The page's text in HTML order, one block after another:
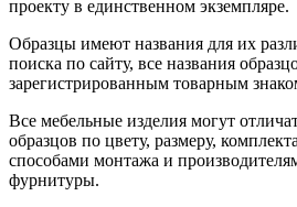
проекту в единственном экземпляре.
Образцы имеют названия для их
поиска по сайту, все названия
зарегистрированным товарным
Все мебельные изделия могут
образцов по цвету, размеру,
способами монтажа и
фурнитуры.